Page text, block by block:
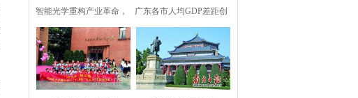
智能光学重构产业革命，
五大前沿技术解码眼镜行
业千亿新蓝海
广东各市人均GDP差距创
近年新低